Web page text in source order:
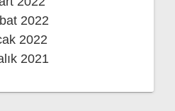
2022
2022
2021